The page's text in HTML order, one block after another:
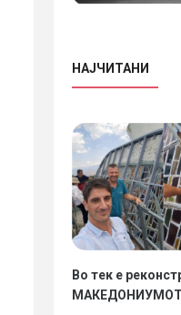
НАЈЧИТАНИ
Во тек е
МАКЕДОНИУМОТ